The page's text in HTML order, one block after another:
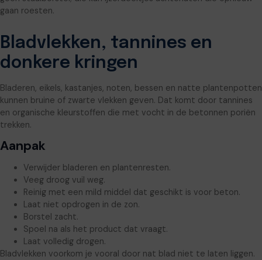
gaan roesten.
Bladvlekken, tannines en
donkere kringen
Bladeren, eikels, kastanjes, noten, bessen en natte plantenpotten
kunnen bruine of zwarte vlekken geven. Dat komt door tannines
en organische kleurstoffen die met vocht in de betonnen poriën
trekken.
Aanpak
Verwijder bladeren en plantenresten.
Veeg droog vuil weg.
Reinig met een mild middel dat geschikt is voor beton.
Laat niet opdrogen in de zon.
Borstel zacht.
Spoel na als het product dat vraagt.
Laat volledig drogen.
Bladvlekken voorkom je vooral door nat blad niet te laten liggen.